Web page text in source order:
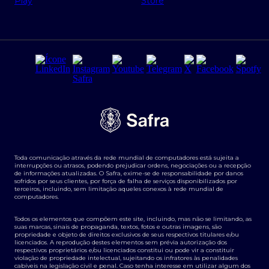
Regras e Parâmetros de Atuação Banco Safra
Segurança da Informação
Tarifas e serviços Pessoa Física
Transparência de remuneração
Termos e Condições para Portabilidade de Investimento
Derivativos
Agronegócios
Toda comunicação através da rede mundial de computadores está sujeita a
interrupções ou atrasos, podendo prejudicar ordens, negociações ou a recepção
de informações atualizadas. O Safra, exime-se de responsabilidade por danos
sofridos por seus clientes, por força de falha de serviços disponibilizados por
terceiros, incluindo, sem limitação aqueles conexos à rede mundial de
computadores.
Todos os elementos que compõem este site, incluindo, mas não se limitando, as
suas marcas, sinais de propaganda, textos, fotos e outras imagens, são
propriedade e objeto de direitos exclusivos de seus respectivos titulares e/ou
licenciados. A reprodução destes elementos sem prévia autorização dos
respectivos proprietários e/ou licenciados constitui ou pode vir a constituir
violação de propriedade intelectual, sujeitando os infratores às penalidades
cabíveis na legislação civil e penal. Caso tenha interesse em utilizar algum dos